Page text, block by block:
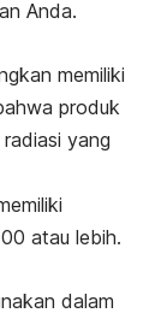
Anda.
memiliki
produk
yang
atau lebih.
dalam